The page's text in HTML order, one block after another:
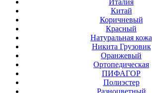
Италия
Китай
Коричневый
Красный
Натуральная кожа
Никита Грузовик
Оранжевый
Ортопедическая
ПИФАГОР
Полиэстер